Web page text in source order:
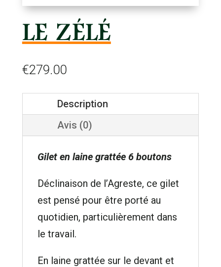
LE ZÉLÉ
€279.00
Description
Avis (0)
Gilet en laine grattée 6 boutons
Déclinaison de l’Agreste, ce gilet
est pensé pour être porté au
quotidien, particulièrement dans
le travail.
En laine grattée sur le devant et